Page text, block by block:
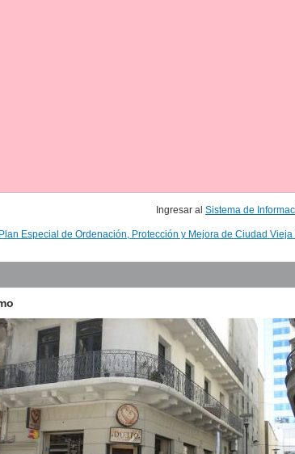
Ingresar al Sistema de
Plan Especial de Ordenación, Protección y Mejora de Ciudad Vieja